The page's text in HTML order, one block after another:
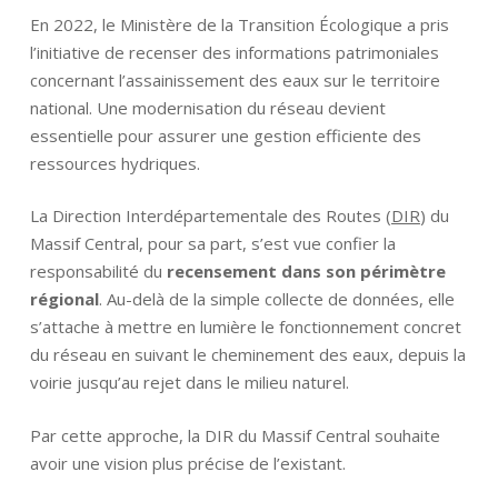
En 2022, le Ministère de la Transition Écologique a pris
l’initiative de recenser des informations patrimoniales
concernant l’assainissement des eaux sur le territoire
national. Une modernisation du réseau devient
essentielle pour assurer une gestion efficiente des
ressources hydriques.
La Direction Interdépartementale des Routes (DIR) du
Massif Central, pour sa part, s’est vue confier la
responsabilité du recensement dans son périmètre
régional. Au-delà de la simple collecte de données, elle
s’attache à mettre en lumière le fonctionnement concret
du réseau en suivant le cheminement des eaux, depuis la
voirie jusqu’au rejet dans le milieu naturel.
Par cette approche, la DIR du Massif Central souhaite
avoir une vision plus précise de l’existant.